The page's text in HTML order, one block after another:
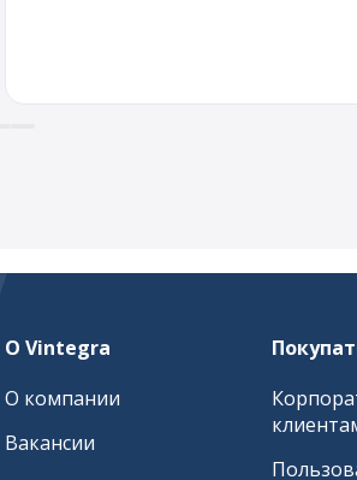
О Vintegra
О компании
Вакансии